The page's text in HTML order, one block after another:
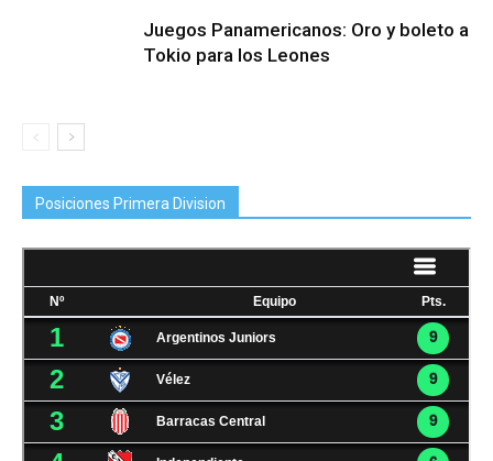
Juegos Panamericanos: Oro y boleto a
Tokio para los Leones
Posiciones Primera Division